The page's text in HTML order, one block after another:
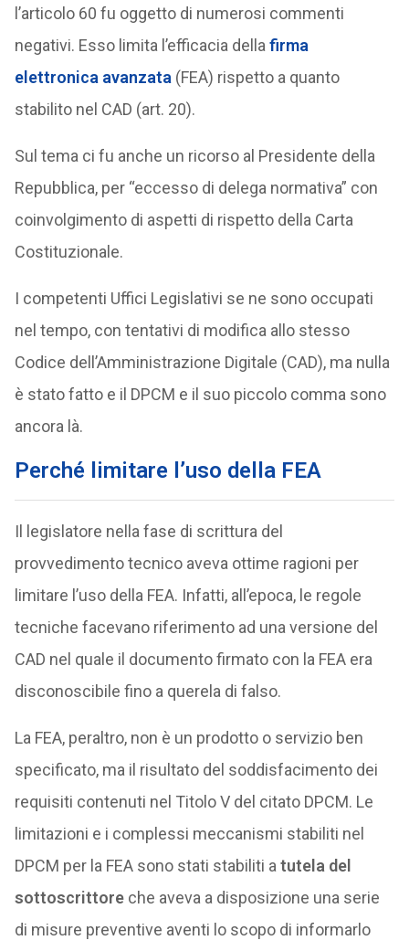
l’articolo 60 fu oggetto di numerosi commenti
negativi. Esso limita l’efficacia della firma
elettronica avanzata (FEA) rispetto a quanto
stabilito nel CAD (art. 20).
Sul tema ci fu anche un ricorso al Presidente della
Repubblica, per “eccesso di delega normativa” con
coinvolgimento di aspetti di rispetto della Carta
Costituzionale.
I competenti Uffici Legislativi se ne sono occupati
nel tempo, con tentativi di modifica allo stesso
Codice dell’Amministrazione Digitale (CAD), ma nulla
è stato fatto e il DPCM e il suo piccolo comma sono
ancora là.
Perché limitare l’uso della FEA
Il legislatore nella fase di scrittura del
provvedimento tecnico aveva ottime ragioni per
limitare l’uso della FEA. Infatti, all’epoca, le regole
tecniche facevano riferimento ad una versione del
CAD nel quale il documento firmato con la FEA era
disconoscibile fino a querela di falso.
La FEA, peraltro, non è un prodotto o servizio ben
specificato, ma il risultato del soddisfacimento dei
requisiti contenuti nel Titolo V del citato DPCM. Le
limitazioni e i complessi meccanismi stabiliti nel
DPCM per la FEA sono stati stabiliti a tutela del
sottoscrittoreche aveva a disposizione una serie
di misure preventive aventi lo scopo di informarlo